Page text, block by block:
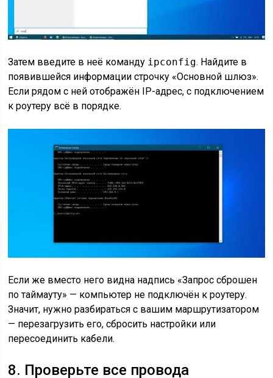
Затем введите в неё команду ipconfig. Найдите в
появившейся информации строчку «Основной шлюз».
Если рядом с ней отображён IP-адрес, с подключением
к роутеру всё в порядке.
Если же вместо него видна надпись «Запрос сброшен
по таймауту» — компьютер не подключён к роутеру.
Значит, нужно разбираться с вашим маршрутизатором
— перезагрузить его, сбросить настройки или
пересоединить кабели.
8. Проверьте все провода